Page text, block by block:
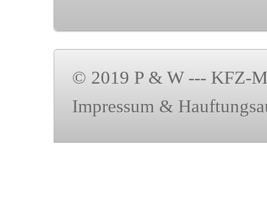
© 2019 P & W --- KFZ-
Impressum &